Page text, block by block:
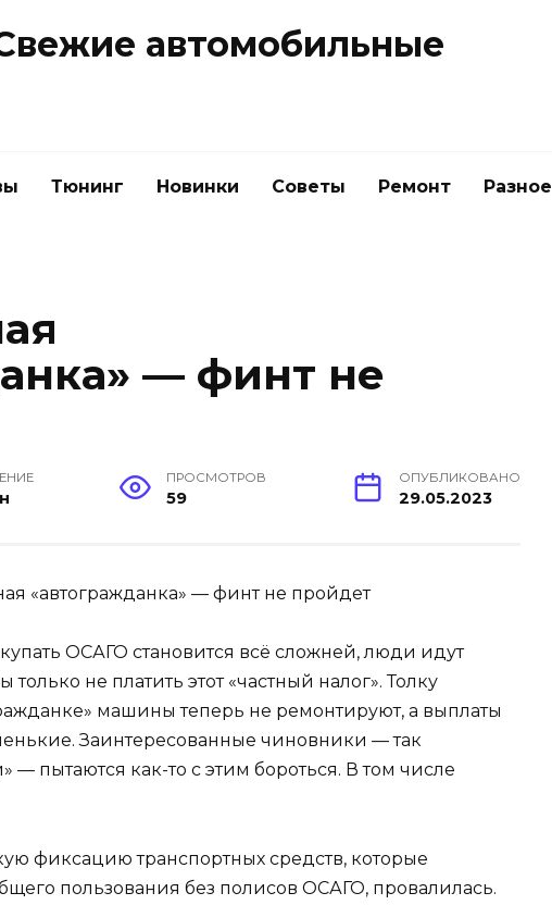
автомобильные
Тюнинг Новинки Советы Ремонт Разное
— финт не
ПРОСМОТРОВ
59
ОПУБЛИКОВАНО
29.05.2023
ОСАГО становится всё сложней, люди идут
не платить этот «частный налог». Толку
машины теперь не ремонтируют, а выплаты
Заинтересованные чиновники — так
— пытаются как-то с этим бороться. В том числе
фиксацию транспортных средств, которые
пользования без полисов ОСАГО, провалилась.